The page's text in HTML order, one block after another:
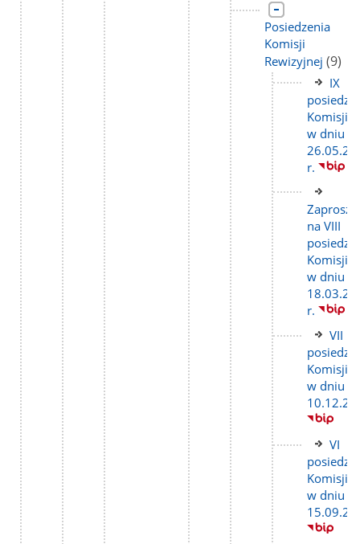
Link
do
strony
Posiedzenia
Komisji
Rewizyjnej liczba
(9)
Link
do
IX
Komisji
w dniu
r.
do
na VIII
Komisji
w dniu
r.
Link
do
VII
Komisji
w dniu
Link
do
VI
Komisji
w dniu